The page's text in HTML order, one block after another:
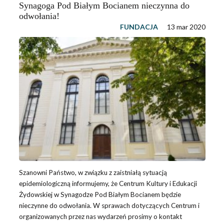
Synagoga Pod Białym Bocianem nieczynna do
odwołania!
FUNDACJA 13 mar 2020
Szanowni Państwo, w związku z zaistniałą sytuacją
epidemiologiczną informujemy, że Centrum Kultury i Edukacji
Żydowskiej w Synagodze Pod Białym Bocianem będzie
nieczynne do odwołania. W sprawach dotyczących Centrum i
organizowanych przez nas wydarzeń prosimy o kontakt